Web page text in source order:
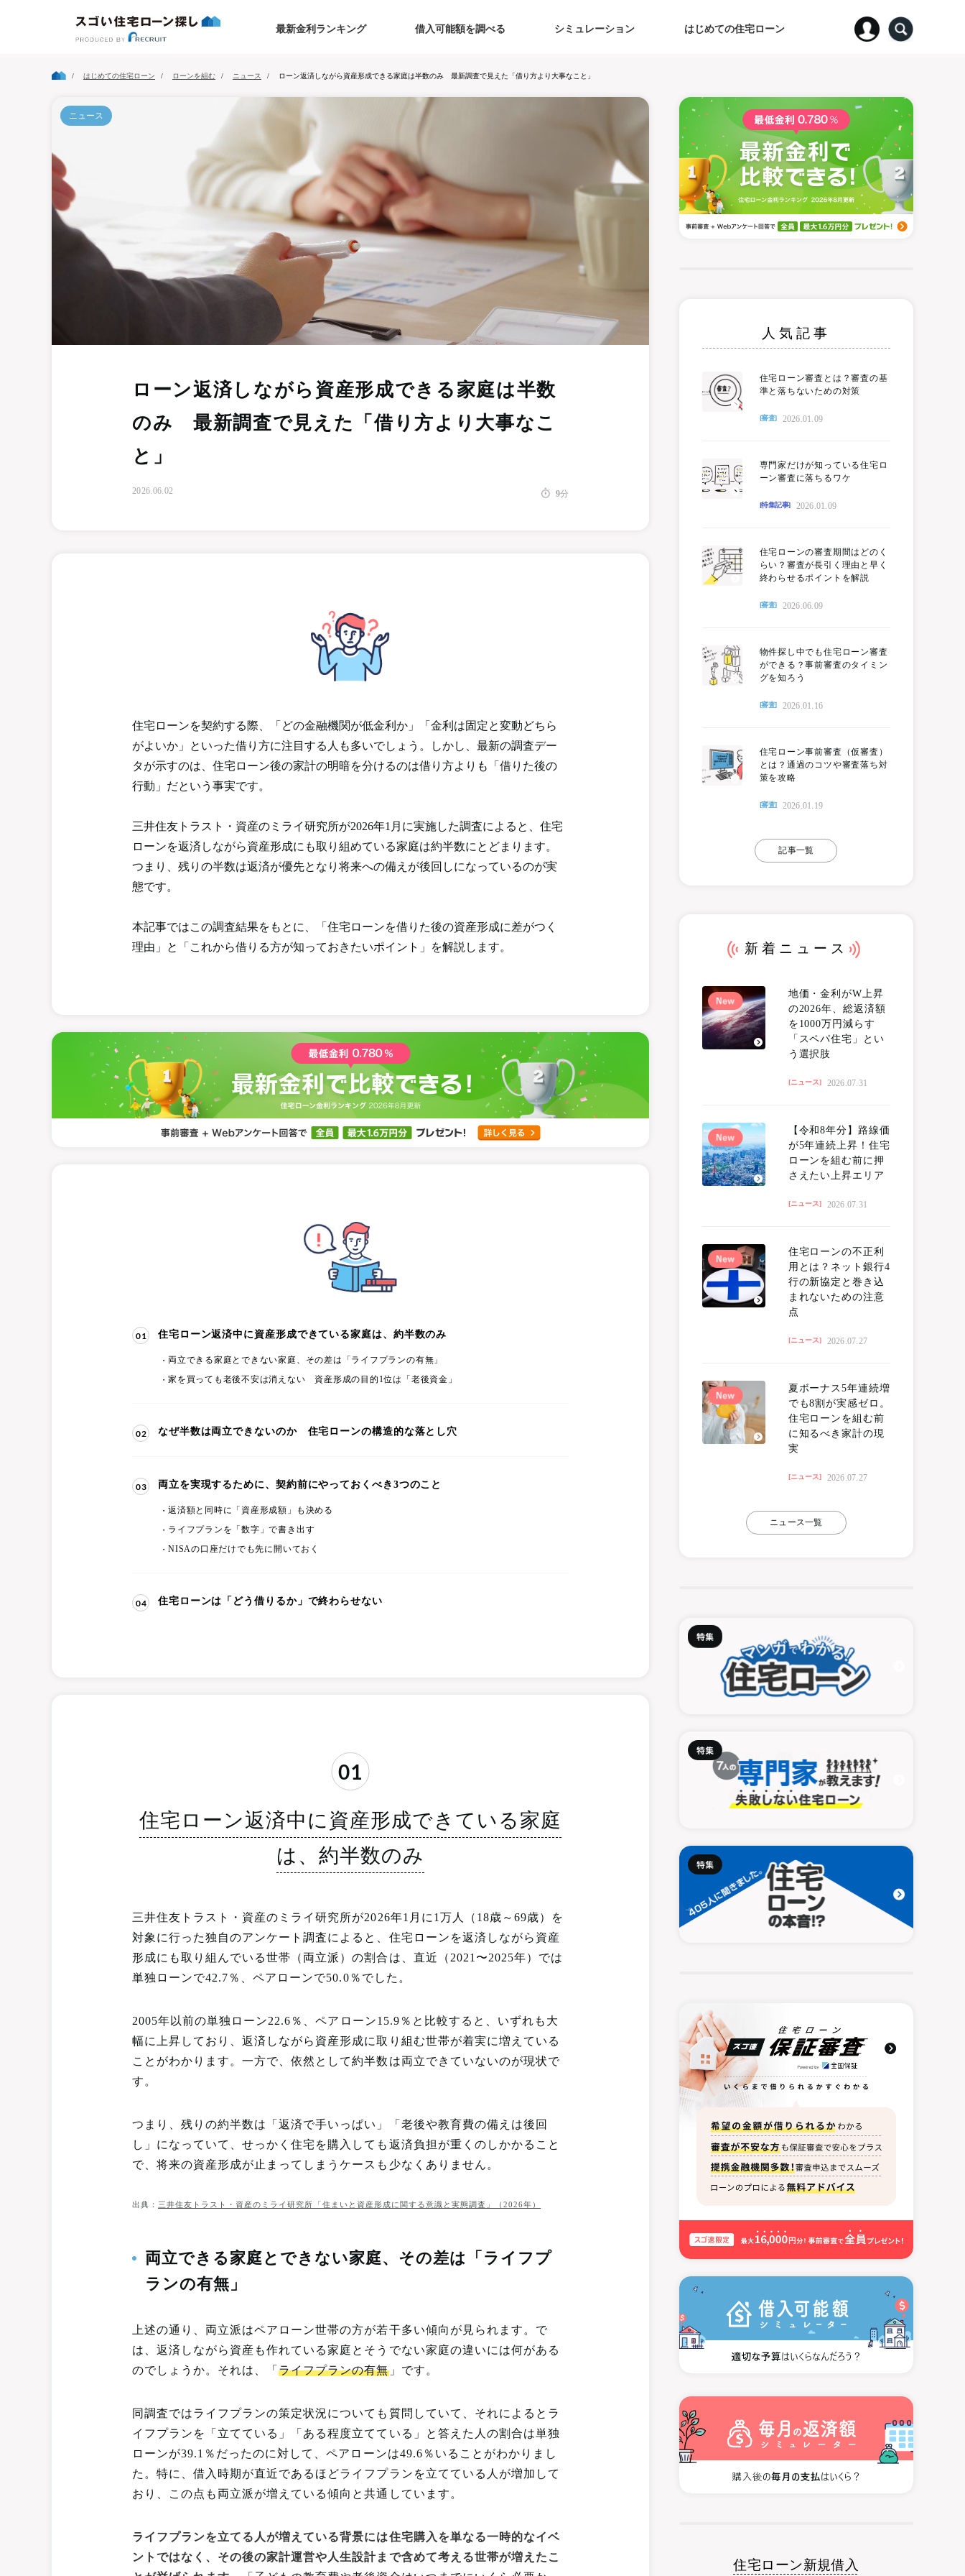
最新金利ランキング 借入可能額を調べる シミュレーション はじめての住宅ローン
はじめての住宅ローン ローンを組む ニュース ローン返済しながら資産形成できる家庭は半数のみ 最新調査で見えた「借り方より大事なこと」
ローン返済しながら資産形成できる家庭は半数
のみ 最新調査で見えた「借り方より大事なこ
と」
2026.06.02 9分
住宅ローンを契約する際、「どの金融機関が低金利か」「金利は固定と変動どちら
がよいか」といった借り方に注目する人も多いでしょう。しかし、最新の調査デー
タが示すのは、住宅ローン後の家計の明暗を分けるのは借り方よりも「借りた後の
行動」だという事実です。
三井住友トラスト・資産のミライ研究所が2026年1月に実施した調査によると、住宅
ローンを返済しながら資産形成にも取り組めている家庭は約半数にとどまります。
つまり、残りの半数は返済が優先となり将来への備えが後回しになっているのが実
態です。
本記事ではこの調査結果をもとに、「住宅ローンを借りた後の資産形成に差がつく
理由」と「これから借りる方が知っておきたいポイント」を解説します。
01 住宅ローン返済中に資産形成できている家庭は、約半数のみ
両立できる家庭とできない家庭、その差は「ライフプランの有無」
家を買っても老後不安は消えない 資産形成の目的1位は「老後資金」
02 なぜ半数は両立できないのか 住宅ローンの構造的な落とし穴
03 両立を実現するために、契約前にやっておくべき3つのこと
返済額と同時に「資産形成額」も決める
ライフプランを「数字」で書き出す
NISAの口座だけでも先に開いておく
04 住宅ローンは「どう借りるか」で終わらせない
01
住宅ローン返済中に資産形成できている家庭
は、約半数のみ
三井住友トラスト・資産のミライ研究所が2026年1月に1万人（18歳～69歳）を
対象に行った独自のアンケート調査によると、住宅ローンを返済しながら資産
形成にも取り組んでいる世帯（両立派）の割合は、直近（2021〜2025年）では
単独ローンで42.7％、ペアローンで50.0％でした。
2005年以前の単独ローン22.6％、ペアローン15.9％と比較すると、いずれも大
幅に上昇しており、返済しながら資産形成に取り組む世帯が着実に増えている
ことがわかります。一方で、依然として約半数は両立できていないのが現状で
す。
つまり、残りの約半数は「返済で手いっぱい」「老後や教育費の備えは後回
し」になっていて、せっかく住宅を購入しても返済負担が重くのしかかること
で、将来の資産形成が止まってしまうケースも少なくありません。
出典： 三井住友トラスト・資産のミライ研究所「住まいと資産形成に関する意識と実態調査」（2026年）
両立できる家庭とできない家庭、その差は「ライフプ
ランの有無」
上述の通り、両立派はペアローン世帯の方が若干多い傾向が見られます。で
は、返済しながら資産も作れている家庭とそうでない家庭の違いには何がある
のでしょうか。それは、「ライフプランの有無」です。
同調査ではライフプランの策定状況についても質問していて、それによるとラ
イフプランを「立てている」「ある程度立てている」と答えた人の割合は単独
ローンが39.1％だったのに対して、ペアローンは49.6％いることがわかりまし
た。特に、借入時期が直近であるほどライフプランを立てている人が増加して
おり、この点も両立派が増えている傾向と共通しています。
ライフプランを立てる人が増えている背景には住宅購入を単なる一時的なイベ
ントではなく、その後の家計運営や人生設計まで含めて考える世帯が増えたこ
人気記事
住宅ローン審査とは？審査の基
準と落ちないための対策
[審査] 2026.01.09
専門家だけが知っている住宅ロ
ーン審査に落ちるワケ
[特集記事] 2026.01.09
住宅ローンの審査期間はどのく
らい？審査が長引く理由と早く
終わらせるポイントを解説
[審査] 2026.06.09
物件探し中でも住宅ローン審査
ができる？事前審査のタイミン
グを知ろう
[審査] 2026.01.16
住宅ローン事前審査（仮審査）
とは？通過のコツや審査落ち対
策を攻略
[審査] 2026.01.19
記事一覧
新着ニュース
地価・金利がW上昇
の2026年、総返済額
を1000万円減らす
「スペパ住宅」とい
う選択肢
[ニュース] 2026.07.31
【令和8年分】路線価
が5年連続上昇！住宅
ローンを組む前に押
さえたい上昇エリア
[ニュース] 2026.07.31
住宅ローンの不正利
用とは？ネット銀行4
行の新協定と巻き込
まれないための注意
点
[ニュース] 2026.07.27
夏ボーナス5年連続増
でも8割が実感ゼロ。
住宅ローンを組む前
に知るべき家計の現
実
[ニュース] 2026.07.27
ニュース一覧
住宅ローン新規借入